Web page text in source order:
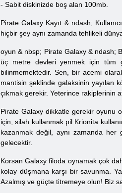
- Sabit diskinizde boş alan 100mb.
Pirate Galaxy Kayıt & ndash;
hiçbir şey aynı zamanda tehlikeli
oyun& nbsp; Pirate Galaxy & ndash;
üç metre devleri yenmek için tüm
bilinmemektedir. Sen, bir acemi
mantisin şeklinde galaksinin yayılan
çıkmak gerekir. Yeterince rakiplerinin
Pirate Galaxy dikkatle gerekir oyunu
için, silah kullanmak pil Krionita
kazanmak değil, aynı zamanda
gelecektir.
Korsan Galaxy filoda oynamak çok
kolay düşmana karşı bir savunma.
Azalmış ve güçte titremeye olun! Biz